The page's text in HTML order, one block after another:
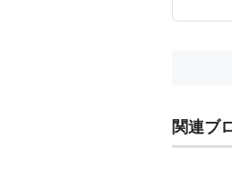
関連ブ